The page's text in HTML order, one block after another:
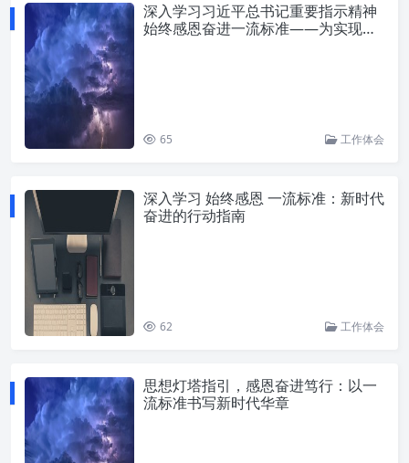
深入学习习近平总书记重要指示精神
始终感恩奋进一流标准——为实现中
65 工作体会
深入学习 始终感恩 一流标准：新时代
奋进的行动指南
62 工作体会
思想灯塔指引，感恩奋进笃行：以一
流标准书写新时代华章